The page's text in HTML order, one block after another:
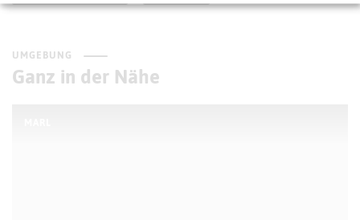
UMGEBUNG
Ganz in der Nähe